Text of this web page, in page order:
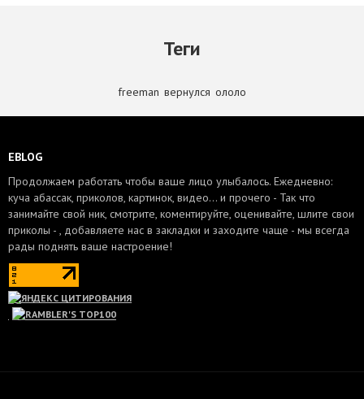
Теги
freeman вернулся ололо
EBLOG
Продолжаем работать чтобы ваше лицо улыбалось. Ежедневно:
куча абассак, приколов, картинок, видео... и прочего - Так что
занимайте свой ник, смотрите, коментируйте, оценивайте, шлите свои
приколы - , добавляете нас в закладки и заходите чаще - мы всегда
рады поднять ваше настроение!